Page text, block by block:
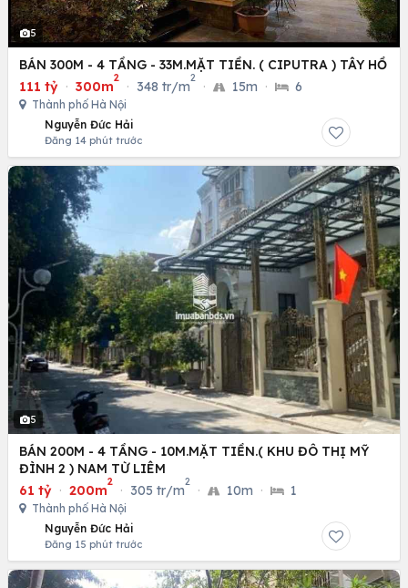
5
BÁN 300M - 4 TẦNG - 33M.MẶT TIỀN. ( CIPUTRA ) TÂY HỒ
111 tỷ · 300m
2
· 348 tr/m
2
· 15m · 6
Thành phố Hà Nội
Nguyễn Đức Hải
Đăng 14 phút trước
5
BÁN 200M - 4 TẦNG - 10M.MẶT TIỀN.( KHU ĐÔ THỊ MỸ
ĐÌNH 2 ) NAM TỪ LIÊM
61 tỷ · 200m
2
· 305 tr/m
2
· 10m · 1
Thành phố Hà Nội
Nguyễn Đức Hải
Đăng 15 phút trước